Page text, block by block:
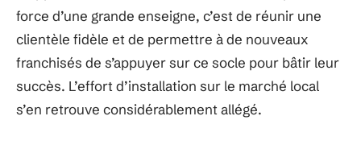
force d’une grande enseigne, c’est de réunir une
clientèle fidèle et de permettre à de nouveaux
franchisés de s’appuyer sur ce socle pour bâtir leur
succès. L’effort d’installation sur le marché local
s’en retrouve considérablement allégé.